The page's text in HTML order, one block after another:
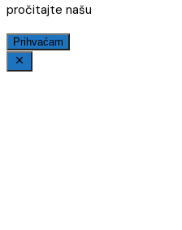
pročitajte našu
Prihvaćam